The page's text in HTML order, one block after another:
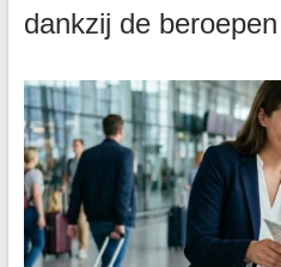
dankzij de